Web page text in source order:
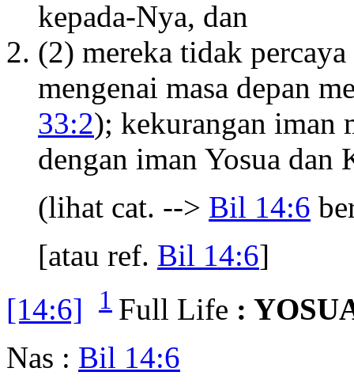
kepada-Nya, dan
(2) mereka tidak
mengenai masa depan
33:2); kekurangan iman
dengan iman Yosua dan
(lihat cat. --> Bil 14:6
[atau ref. Bil 14:6]
[14:6]
1 Full Life :
Nas : Bil 14:6